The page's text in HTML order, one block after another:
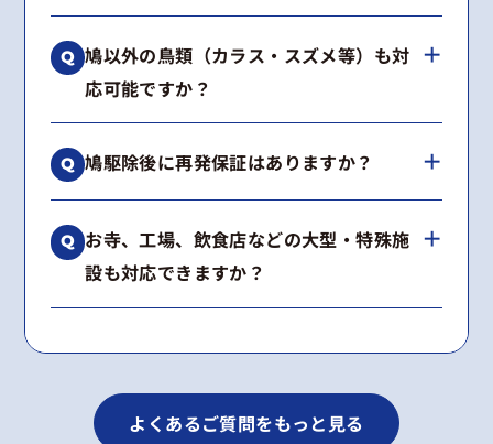
鳩以外の鳥類（カラス・スズメ等）も対
応可能ですか？
カラス、スズメ、ムクドリなどの鳥類からコウ
モリまで幅広く対応しております。
種類が不明な場合も無料で調査いたします。
鳩駆除後に再発保証はありますか？
お付けしています。
期間内に施工箇所で再発した場合は、無料で再
施工いたします。
お寺、工場、飲食店などの大型・特殊施
設も対応できますか？
景観への配慮や高所作業など、建物の構造に合
わせた最適な工法をご提案します。
よくあるご質問をもっと見る